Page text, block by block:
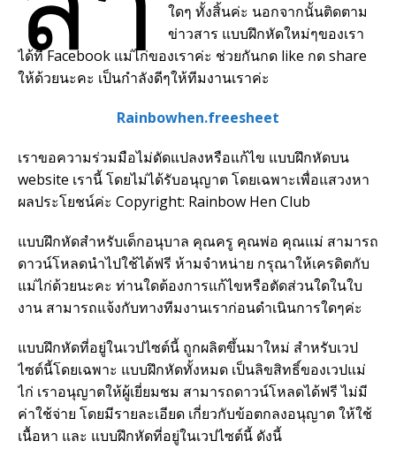
ใดๆ ทั้งสิ้นค่ะ นอกจากนั้นติดตาม
ข่าวสาร แบบฝึกหัดใหม่ๆของเรา
ได้ที่ Facebook แม่ไก่ของเราค่ะ ช่วยกันกด like กด share
ให้ด้วยนะคะ เป็นกำลังดีๆให้ทีมงานเราค่ะ
Rainbowhen.freesheet
เราขอความร่วมมือไม่ดัดแปลงหรือแก้ไข แบบฝึกหัดบน
website เรานี้ โดยไม่ได้รับอนุญาต โดยเฉพาะเพื่อแสวงหา
ผลประโยชน์ค่ะ Copyright: Rainbow Hen Club
แบบฝึกหัดสำหรับเด็กอนุบาล คุณครู คุณพ่อ คุณแม่ สามารถ
ดาวน์โหลดนำไปใช้ได้ฟรี ห้ามจำหน่าย กรุณาให้เครดิตกับ
แม่ไก่ด้วยนะคะ ท่านใดต้องการแก้ไขหรือตัดส่วนใดในใบ
งาน สามารถแจ้งกับทางทีมงานเราก่อนดำเนินการใดๆค่ะ
แบบฝึกหัดที่อยู่ในเวปไซต์นี้ ถูกผลิตขึ้นมาใหม่ สำหรับเวป
ไซต์นี้โดยเฉพาะ แบบฝึกหัดทั้งหมด เป็นลิขสิทธิ์ของเวปแม่
ไก่ เราอนุญาตให้ผู้เยี่ยมชม สามารถดาวน์โหลดได้ฟรี ไม่มี
ค่าใช้จ่าย โดยมีรายละเอียด เกี่ยวกับข้อตกลงอนุญาต ให้ใช้
เนื้อหา และ แบบฝึกหัดที่อยู่ในเวปไซต์นี้ ดังนี้